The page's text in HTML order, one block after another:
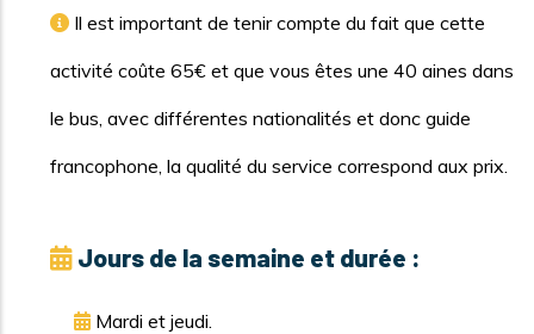
Il est important de tenir compte du fait que cette
activité coûte 65€ et que vous êtes une 40 aines dans
le bus, avec différentes nationalités et donc guide
francophone, la qualité du service correspond aux prix.
Jours de la semaine et durée :
Mardi et jeudi.